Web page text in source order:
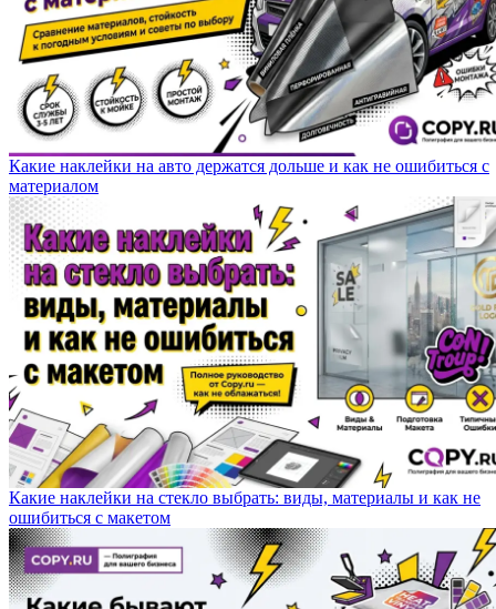
Какие наклейки на авто держатся дольше и как не ошибиться с
материалом
Какие наклейки на стекло выбрать: виды, материалы и как не
ошибиться с макетом